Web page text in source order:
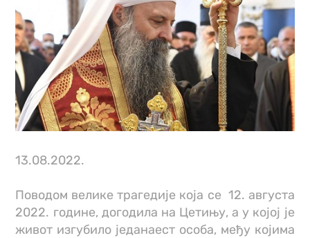
13.08.2022.
Поводом велике трагедије која се 12. августа
2022. године, догодила на Цетињу, а у којој је
живот изгубило једанаест особа, међу којима